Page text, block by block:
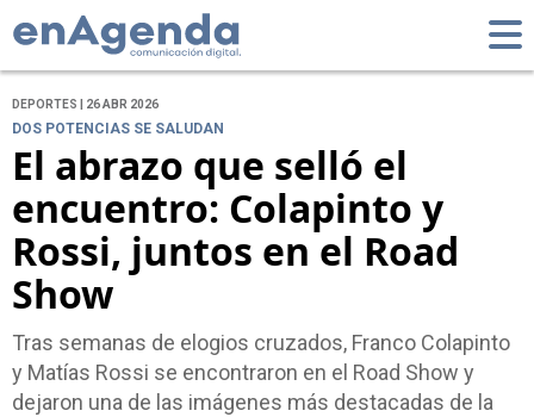
DEPORTES | 26 ABR 2026
DOS POTENCIAS SE SALUDAN
El abrazo que selló el
encuentro: Colapinto y
Rossi, juntos en el Road
Show
Tras semanas de elogios cruzados, Franco Colapinto
y Matías Rossi se encontraron en el Road Show y
dejaron una de las imágenes más destacadas de la